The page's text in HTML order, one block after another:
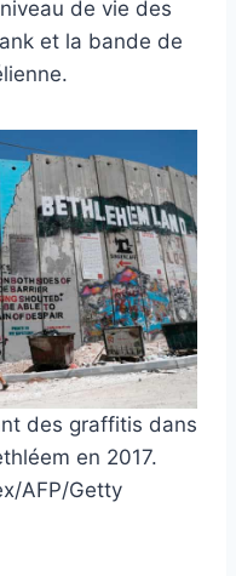
de vie des
et la bande de
des graffitis dans
en 2017.
AFP/Getty